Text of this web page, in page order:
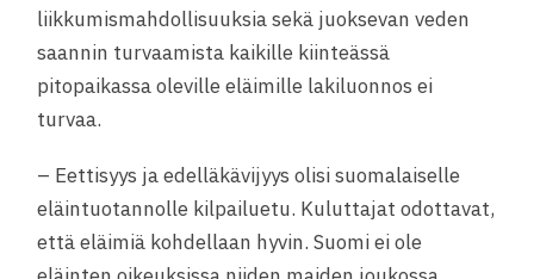
liikkumismahdollisuuksia sekä juoksevan veden
saannin turvaamista kaikille kiinteässä
pitopaikassa oleville eläimille lakiluonnos ei
turvaa.
– Eettisyys ja edelläkävijyys olisi suomalaiselle
eläintuotannolle kilpailuetu. Kuluttajat odottavat,
että eläimiä kohdellaan hyvin. Suomi ei ole